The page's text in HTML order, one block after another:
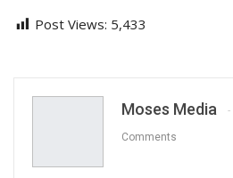
Post Views: 5,433
Moses Media
Comments